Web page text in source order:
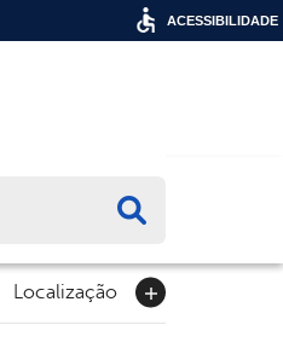
Localização
ACESSIBILIDADE